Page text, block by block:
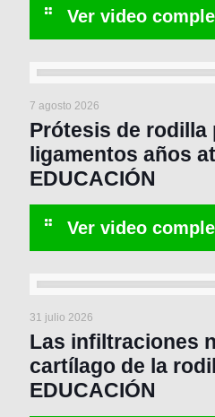
7 agosto 2026
Prótesis de rodilla
ligamentos años
EDUCACIÓN
31 julio 2026
Las infiltraciones
cartílago de la
EDUCACIÓN